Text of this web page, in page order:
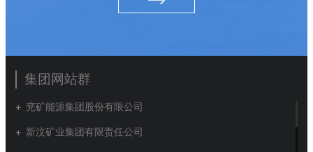
集团网站群
兖矿能源集团股份有限公司
新汶矿业集团有限责任公司